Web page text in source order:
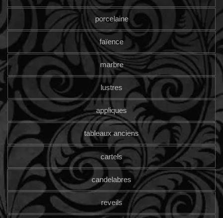
porcelaine
faïence
marbre
lustres
appliques
tableaux anciens
cartels
candelabres
reveils